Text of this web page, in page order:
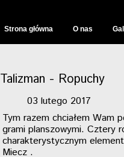
Strona główna O nas
03 lutego 2017
Tym razem chciałem Wam
grami planszowymi. Cztery
charakterystycznym
Miecz .
Talizman - Ropuchy